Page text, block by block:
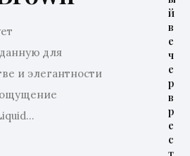
для
и элегантности
й
в
е
ч
е
р
в
р
е
с